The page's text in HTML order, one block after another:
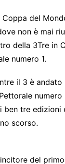
del
non è mai
della 3Tre in
numero 1.
il 3 è andato
numero
tre edizioni
scorso.
del